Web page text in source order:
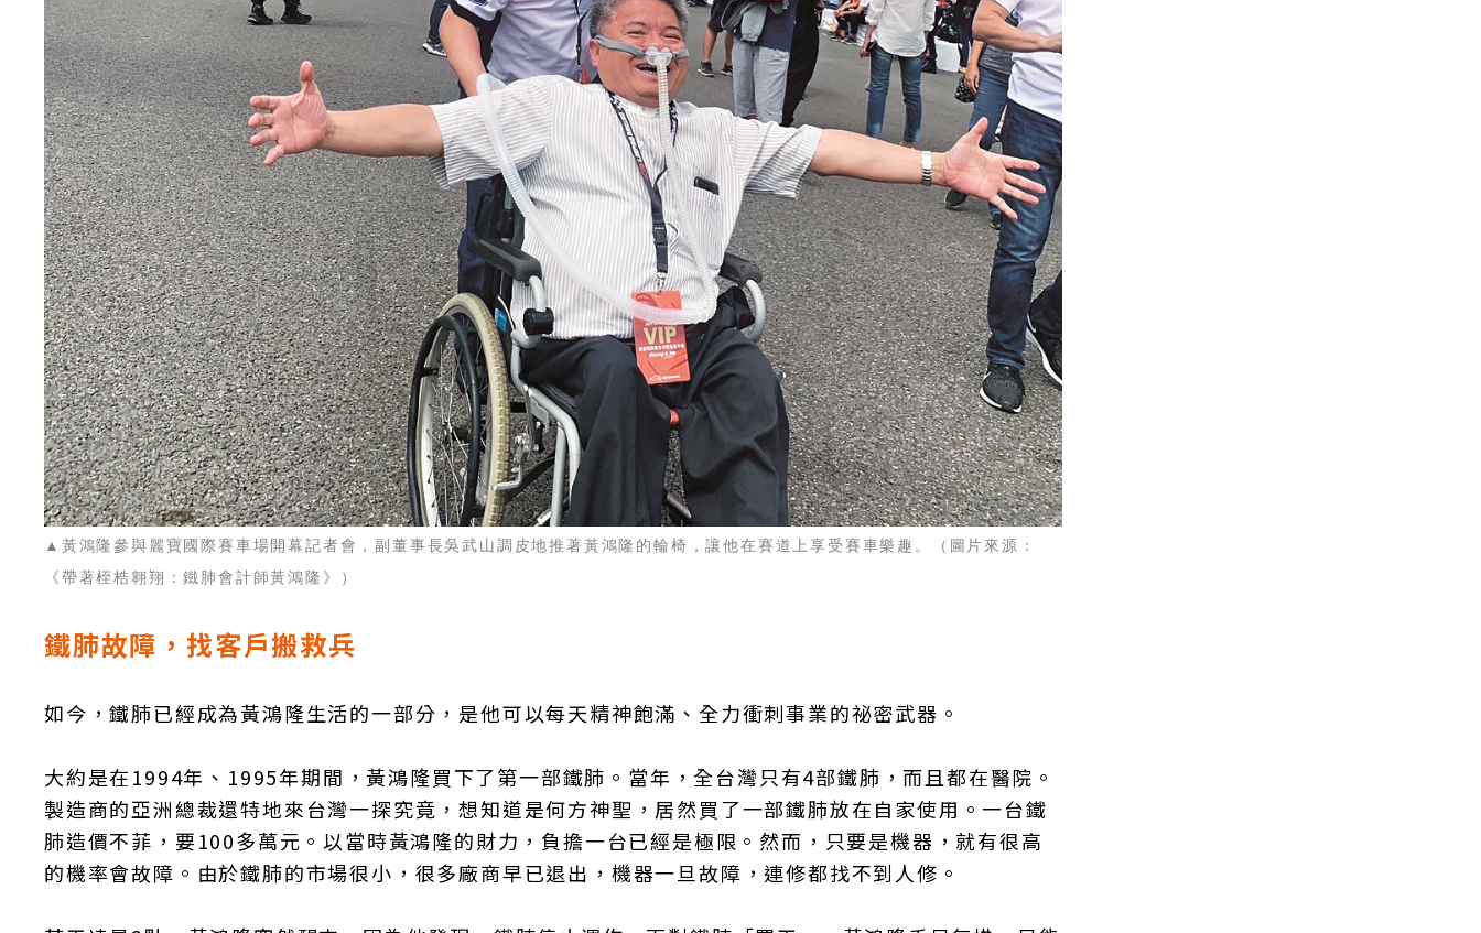
▲黃鴻隆參與麗寶國際賽車場開幕記者會，副董事長吳武山調皮地推著黃鴻隆 的輪椅，讓他在賽道上享受賽車樂趣。（圖片來源：
《帶著桎梏翱翔：鐵肺會計師黃鴻隆》）
鐵肺故障，找客戶搬救兵
如今，鐵肺已經成為黃鴻隆生活的一部分，是他可以每天精神飽滿、全力衝刺事業的祕密武器。
大約是在1994年、1995年期間，黃鴻隆買下了第一部鐵肺。當年，全台灣只有4部鐵肺，而且都在醫院。
製造商的亞洲總裁還特地來台灣一探究竟，想知道是何方神聖，居然買了一部鐵肺放在自家使用。一台鐵
肺造價不菲，要100多萬元。以當時黃鴻隆的財力，負擔一台已經是極限。然而，只要是機器，就有很高
的機率會故障。由於鐵肺的市場很小，很多廠商早已退出，機器一旦故障，連修都找不到人修。